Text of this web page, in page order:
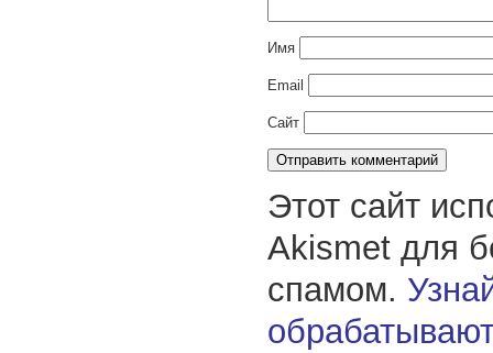
Имя
Email
Сайт
Этот сайт
Akismet для
спамом.